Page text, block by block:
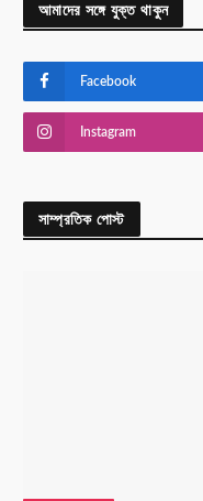
আমাদের সঙ্গে যুক্ত থাকুন
Facebook
Instagram
সাম্প্রতিক পোস্ট